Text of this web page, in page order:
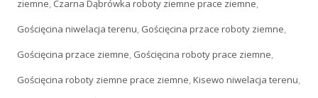
ziemne, Czarna Dąbrówka roboty ziemne prace ziemne,
Gościęcina niwelacja terenu, Gościęcina przace roboty ziemne,
Gościęcina przace ziemne, Gościęcina roboty prace ziemne,
Gościęcina roboty ziemne prace ziemne,Kisewo niwelacja terenu,